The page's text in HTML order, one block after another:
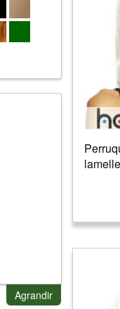
Agrandir